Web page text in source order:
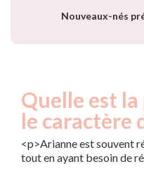
Nouveaux-nés
Quelle est
le caractère
<p>Arianne est souvent
tout en ayant besoin de